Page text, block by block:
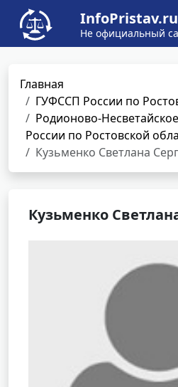
InfoPristav.ru
Не официальный
Главная
ГУФССП России по
Родионово-
России по Ростовской
Кузьменко Светлана
Кузьменко